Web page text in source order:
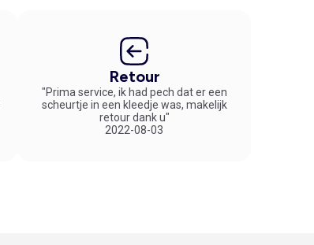
Retour
"Prima service, ik had pech dat er een
scheurtje in een kleedje was, makelijk
retour dank u"
2022-08-03